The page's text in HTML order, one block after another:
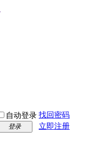
自动登录 找回密码
登录 立即注册